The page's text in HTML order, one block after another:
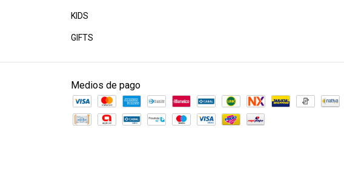
KIDS
GIFTS
Medios de pago